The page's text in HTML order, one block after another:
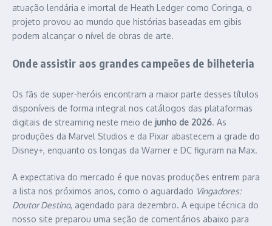
atuação lendária e imortal de Heath Ledger como Coringa, o
projeto provou ao mundo que histórias baseadas em gibis
podem alcançar o nível de obras de arte.
Onde assistir aos grandes campeões de bilheteria
Os fãs de super-heróis encontram a maior parte desses títulos
disponíveis de forma integral nos catálogos das plataformas
digitais de streaming neste meio de junho de 2026. As
produções da Marvel Studios e da Pixar abastecem a grade do
Disney+, enquanto os longas da Warner e DC figuram na Max.
A expectativa do mercado é que novas produções entrem para
a lista nos próximos anos, como o aguardado Vingadores:
Doutor Destino, agendado para dezembro. A equipe técnica do
nosso site preparou uma seção de comentários abaixo para